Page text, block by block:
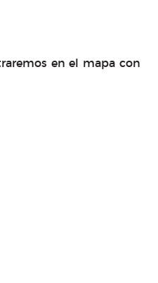
en el mapa con